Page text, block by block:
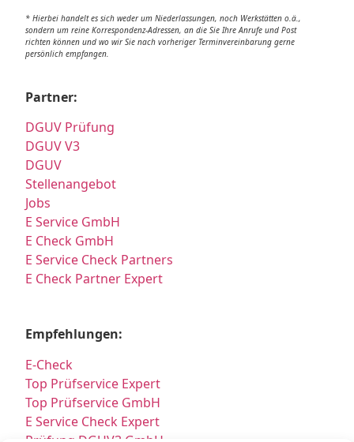
* Hierbei handelt es sich weder um Niederlassungen, noch Werkstätten o.ä.,
sondern um reine Korrespondenz-Adressen, an die Sie Ihre Anrufe und Post
richten können und wo wir Sie nach vorheriger Terminvereinbarung gerne
persönlich empfangen.
Partner:
DGUV Prüfung
DGUV V3
DGUV
Stellenangebot
Jobs
E Service GmbH
E Check GmbH
E Service Check Partners
E Check Partner Expert
Empfehlungen:
E-Check
Top Prüfservice Expert
Top Prüfservice GmbH
E Service Check Expert